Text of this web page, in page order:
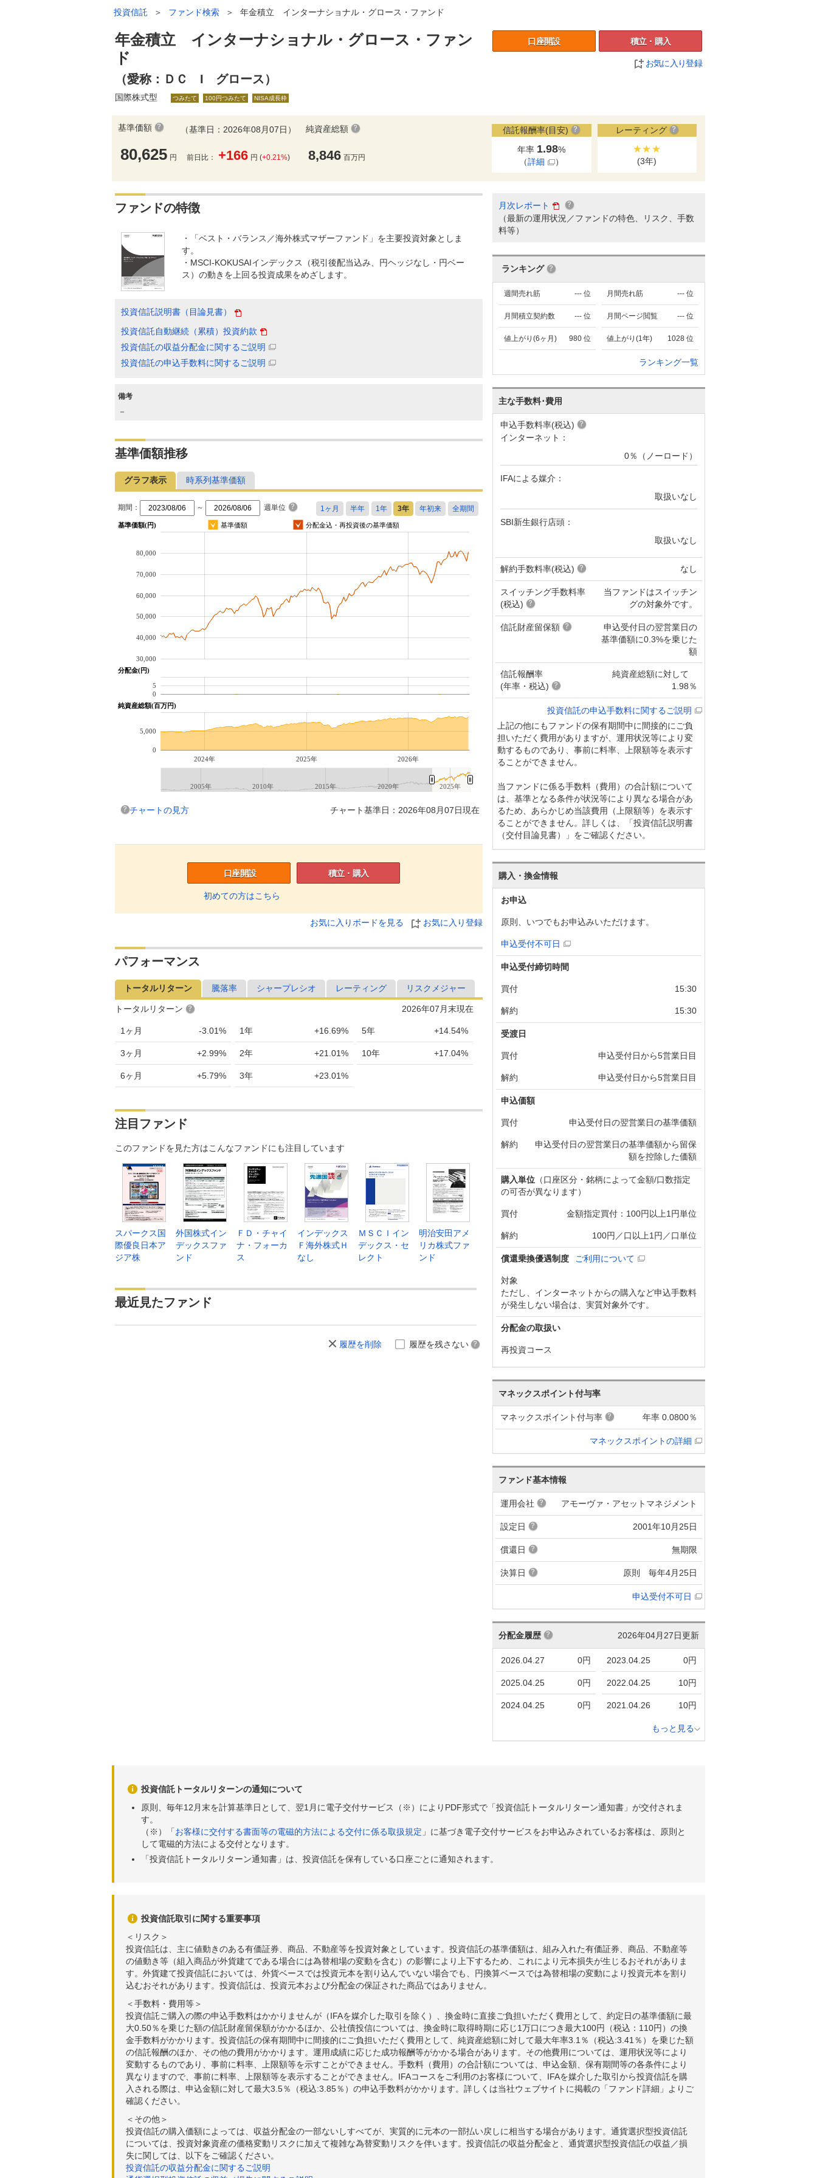
投資信託 ＞ ファンド検索 ＞ 年金積立 インターナショナル・グロース・ファンド
年金積立 インターナショナル・グロース・ファン
ド
（愛称：ＤＣ I グロース）
口座開設 積立・購入
お気に入り登録
国際株式型 つみたて 100円つみたて NISA成長枠
基準価額
80,625 円
（基準日：2026年08月07日）
前日比： +166 円 (+0.21%)
純資産総額
8,846 百万円
信託報酬率(目安)
年率 1.98%
（詳細 ）
レーティング
★★★
(3年)
ファンドの特徴
・「ベスト・バランス／海外株式マザーファンド」を主要投資対象としま
す。
・MSCI-KOKUSAIインデックス（税引後配当込み、円ヘッジなし・円ベー
ス）の動きを上回る投資成果をめざします。
投資信託説明書（目論見書）
投資信託自動継続（累積）投資約款
投資信託の収益分配金に関するご説明
投資信託の申込手数料に関するご説明
備考
－
基準価額推移
グラフ表示 時系列基準価額
期間： ～ 週単位
基準価額(円) 基準価額 分配金込・再投資後の基準価額
30,000
40,000
50,000
60,000
70,000
80,000
分配金(円)
0
5
純資産総額(百万円)
2024年 2025年 2026年
0
5,000
2005年 2010年 2015年 2020年 2025年
チャートの見方 チャート基準日：2026年08月07日現在
口座開設
初めての方はこちら
積立・購入
お気に入りボードを見る お気に入り登録
パフォーマンス
トータルリターン 騰落率 シャープレシオ レーティング リスクメジャー
2026年07月末現在
トータルリターン
1ヶ月 -3.01%
3ヶ月 +2.99%
6ヶ月 +5.79%
1年 +16.69%
2年 +21.01%
3年 +23.01%
5年 +14.54%
10年 +17.04%
注目ファンド
このファンドを見た方はこんなファンドにも注目しています
スパークス国
際優良日本ア
ジア株
外国株式イン
デックスファ
ンド
ＦＤ・チャイ
ナ・フォーカ
ス
インデックス
Ｆ海外株式Ｈ
なし
ＭＳＣＩイン
デックス・セ
レクト
明治安田アメ
リカ株式ファ
ンド
最近見たファンド
履歴を削除 履歴を残さない
月次レポート
（最新の運用状況／ファンドの特色、リスク、手数
料等）
ランキング
--- 位
週間売れ筋 --- 位
月間売れ筋
--- 位
月間積立契約数 --- 位
月間ページ閲覧
980 位
値上がり(6ヶ月) 1028 位
値上がり(1年)
ランキング一覧
主な手数料･費用
申込手数料率(税込)
インターネット：
0％（ノーロード）
IFAによる媒介：
取扱いなし
SBI新生銀行店頭：
取扱いなし
解約手数料率(税込) なし
スイッチング手数料率
(税込)
当ファンドはスイッチン
グの対象外です。
信託財産留保額
申込受付日の翌営業日の
基準価額に0.3%を乗じた
額
信託報酬率
(年率・税込)
純資産総額に対して
1.98％
投資信託の申込手数料に関するご説明
上記の他にもファンドの保有期間中に間接的にご負
担いただく費用がありますが、運用状況等により変
動するものであり、事前に料率、上限額等を表示す
ることができません。
当ファンドに係る手数料（費用）の合計額について
は、基準となる条件が状況等により異なる場合があ
るため、あらかじめ当該費用（上限額等）を表示す
ることができません。詳しくは、「投資信託説明書
（交付目論見書）」をご確認ください。
購入・換金情報
お申込
原則、いつでもお申込みいただけます。
申込受付不可日
申込受付締切時間
買付 15:30
解約 15:30
受渡日
買付 申込受付日から5営業日目
解約 申込受付日から5営業日目
申込価額
買付 申込受付日の翌営業日の基準価額
解約
申込受付日の翌営業日の基準価額から留保
額を控除した価額
購入単位 （口座区分・銘柄によって金額/口数指定
の可否が異なります）
買付 金額指定買付：100円以上1円単位
解約 100円／口以上1円／口単位
償還乗換優遇制度 ご利用について
対象
ただし、インターネットからの購入など申込手数料
が発生しない場合は、実質対象外です。
分配金の取扱い
再投資コース
マネックスポイント付与率
マネックスポイント付与率 年率 0.0800％
マネックスポイントの詳細
ファンド基本情報
運用会社 アモーヴァ・アセットマネジメント
設定日 2001年10月25日
償還日 無期限
決算日 原則 毎年4月25日
申込受付不可日
2026年04月27日更新
分配金履歴
2026.04.27 0円
2025.04.25 0円
2024.04.25 0円
2023.04.25 0円
2022.04.25 10円
2021.04.26 10円
もっと見る
投資信託トータルリターンの通知について
原則、毎年12月末を計算基準日として、翌1月に電子交付サービス（※）によりPDF形式で「投資信託トータルリターン通知書」が交付されま
す。
（※）「お客様に交付する書面等の電磁的方法による交付に係る取扱規定 」に基づき電子交付サービスをお申込みされているお客様は、原則と
して電磁的方法による交付となります。
「投資信託トータルリターン通知書」は、投資信託を保有している口座ごとに通知されます。
投資信託取引に関する重要事項
＜リスク＞
投資信託は、主に値動きのある有価証券、商品、不動産等を投資対象としています。投資信託の基準価額は、組み入れた有価証券、商品、不動産等
の値動き等（組入商品が外貨建てである場合には為替相場の変動を含む）の影響により上下するため、これにより元本損失が生じるおそれがありま
す。外貨建て投資信託においては、外貨ベースでは投資元本を割り込んでいない場合でも、円換算ベースでは為替相場の変動により投資元本を割り
込むおそれがあります。投資信託は、投資元本および分配金の保証された商品ではありません。
＜手数料・費用等＞
投資信託ご購入の際の申込手数料はかかりませんが（IFAを媒介した取引を除く）、換金時に直接ご負担いただく費用として、約定日の基準価額に最
大0.50％を乗じた額の信託財産留保額がかかるほか、公社債投信については、換金時に取得時期に応じ1万口につき最大100円（税込：110円）の換
金手数料がかかります。投資信託の保有期間中に間接的にご負担いただく費用として、純資産総額に対して最大年率3.1％（税込:3.41％）を乗じた額
の信託報酬のほか、その他の費用がかかります。運用成績に応じた成功報酬等がかかる場合があります。その他費用については、運用状況等により
変動するものであり、事前に料率、上限額等を示すことができません。手数料（費用）の合計額については、申込金額、保有期間等の各条件により
異なりますので、事前に料率、上限額等を表示することができません。IFAコースをご利用のお客様について、IFAを媒介した取引から投資信託を購
入される際は、申込金額に対して最大3.5％（税込:3.85％）の申込手数料がかかります。詳しくは当社ウェブサイトに掲載の「ファンド詳細」よりご
確認ください。
＜その他＞
投資信託の購入価額によっては、収益分配金の一部ないしすべてが、実質的に元本の一部払い戻しに相当する場合があります。通貨選択型投資信託
については、投資対象資産の価格変動リスクに加えて複雑な為替変動リスクを伴います。投資信託の収益分配金と、通貨選択型投資信託の収益／損
失に関しては、以下をご確認ください。
投資信託の収益分配金に関するご説明